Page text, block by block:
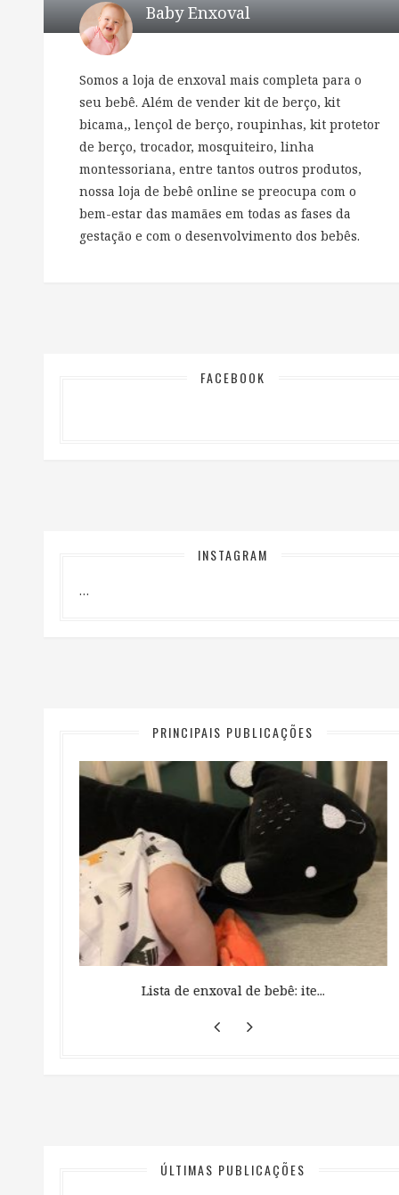
Baby Enxoval
Somos a loja de enxoval mais completa para o
seu bebê. Além de vender kit de berço, kit
bicama,, lençol de berço, roupinhas, kit protetor
de berço, trocador, mosquiteiro, linha
montessoriana, entre tantos outros produtos,
nossa loja de bebê online se preocupa com o
bem-estar das mamães em todas as fases da
gestação e com o desenvolvimento dos bebês.
FACEBOOK
INSTAGRAM
…
PRINCIPAIS PUBLICAÇÕES
Lista de enxoval de bebê: ite...
ÚLTIMAS PUBLICAÇÕES